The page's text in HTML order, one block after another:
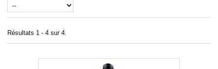
Résultats 1 - 4 sur 4.